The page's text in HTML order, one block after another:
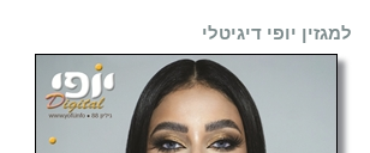
למגזין יופי דיגיטלי